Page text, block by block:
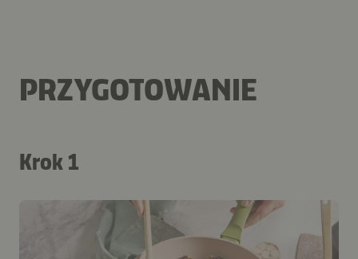
PRZYGOTOWANIE
Krok 1